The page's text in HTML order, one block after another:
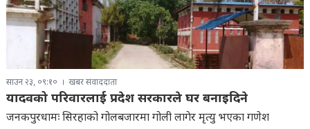
साउन २३, ०९:१० खबर संवाददाता
यादवको परिवारलाई प्रदेश सरकारले घर बनाइदिने
जनकपुरधामः सिरहाको गोलबजारमा गोली लागेर मृत्यु भएका गणेश